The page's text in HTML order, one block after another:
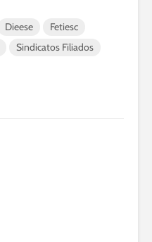
Dieese
Fetiesc
Sindicatos Filiados